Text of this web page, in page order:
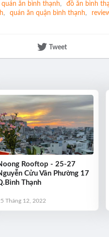
quán ăn bình thạnh đồ ăn bình
quán ăn quận bình thạnh
Tweet
Rooftop - 25-27
Cửu Vân Phường 17
Thạnh
Tháng 12, 2022